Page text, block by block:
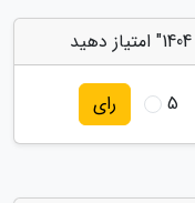
5 رای